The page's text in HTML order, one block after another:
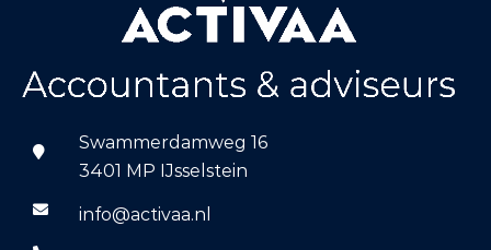
Swammerdamweg 16
3401 MP IJsselstein
info@activaa.nl